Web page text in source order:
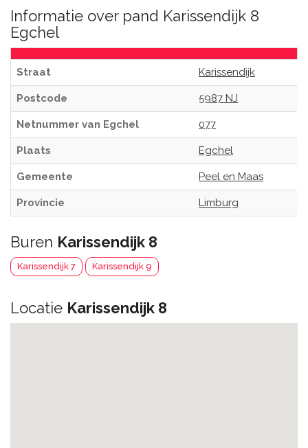
Informatie over pand Karissendijk 8
Egchel
Straat Karissendijk
Postcode 5987 NJ
Netnummer van Egchel 077
Plaats Egchel
Gemeente Peel en Maas
Provincie Limburg
Buren Karissendijk 8
Karissendijk 7 Karissendijk 9
Locatie Karissendijk 8